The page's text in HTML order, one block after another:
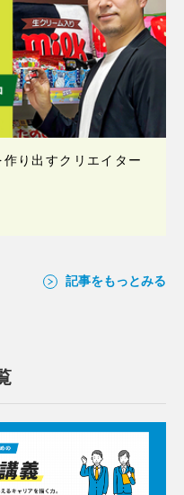
り出すクリエイター
記事をもっとみる